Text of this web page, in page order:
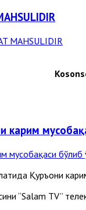
карим
Қуръони
“Salam TV”